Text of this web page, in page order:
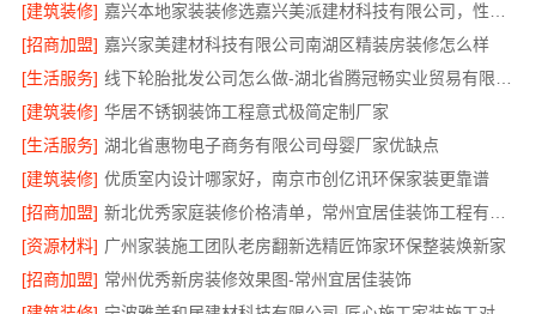
[建筑装修]
[招商加盟] 嘉兴家美建材科技有限公司南湖区精装房装修怎么样
[生活服务]
[建筑装修] 华居不锈钢装饰工程意式极简定制厂家
[生活服务] 湖北省惠物电子商务有限公司母婴厂家优缺点
[建筑装修] 优质室内设计哪家好，南京市创亿讯环保家装更靠谱
[招商加盟]
[资源材料] 广州家装施工团队老房翻新选精匠饰家环保整装焕新家
[招商加盟] 常州优秀新房装修效果图-常州宜居佳装饰